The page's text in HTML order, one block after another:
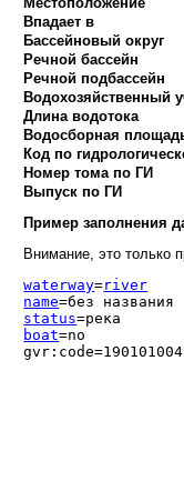
Впадает в
Бассейновый округ
Речной бассейн
Речной подбассейн
Водохозяйственный
Длина водотока
Водосборная
Код по
Номер тома по ГИ
Выпуск по ГИ
Пример заполнения
Внимание, это только
waterway=river
name=без названия
status=река
boat=no